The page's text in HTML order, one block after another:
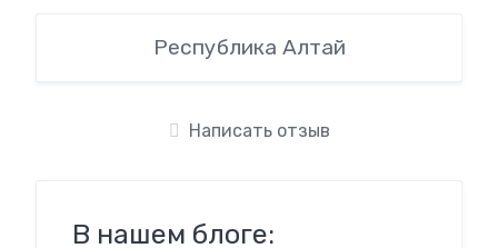
Республика Алтай
Написать отзыв
В нашем блоге: